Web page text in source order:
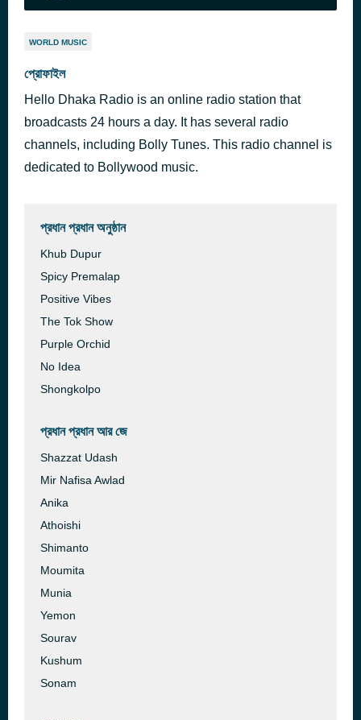
WORLD MUSIC
প্রোফাইল
Hello Dhaka Radio is an online radio station that
broadcasts 24 hours a day. It has several radio
channels, including Bolly Tunes. This radio channel is
dedicated to Bollywood music.
প্রধান প্রধান অনুষ্ঠান
Khub Dupur
Spicy Premalap
Positive Vibes
The Tok Show
Purple Orchid
No Idea
Shongkolpo
প্রধান প্রধান আর জে
Shazzat Udash
Mir Nafisa Awlad
Anika
Athoishi
Shimanto
Moumita
Munia
Yemon
Sourav
Kushum
Sonam